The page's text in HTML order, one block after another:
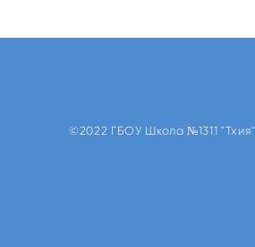
©2022 ГБОУ Школа №1311 "Тхия"